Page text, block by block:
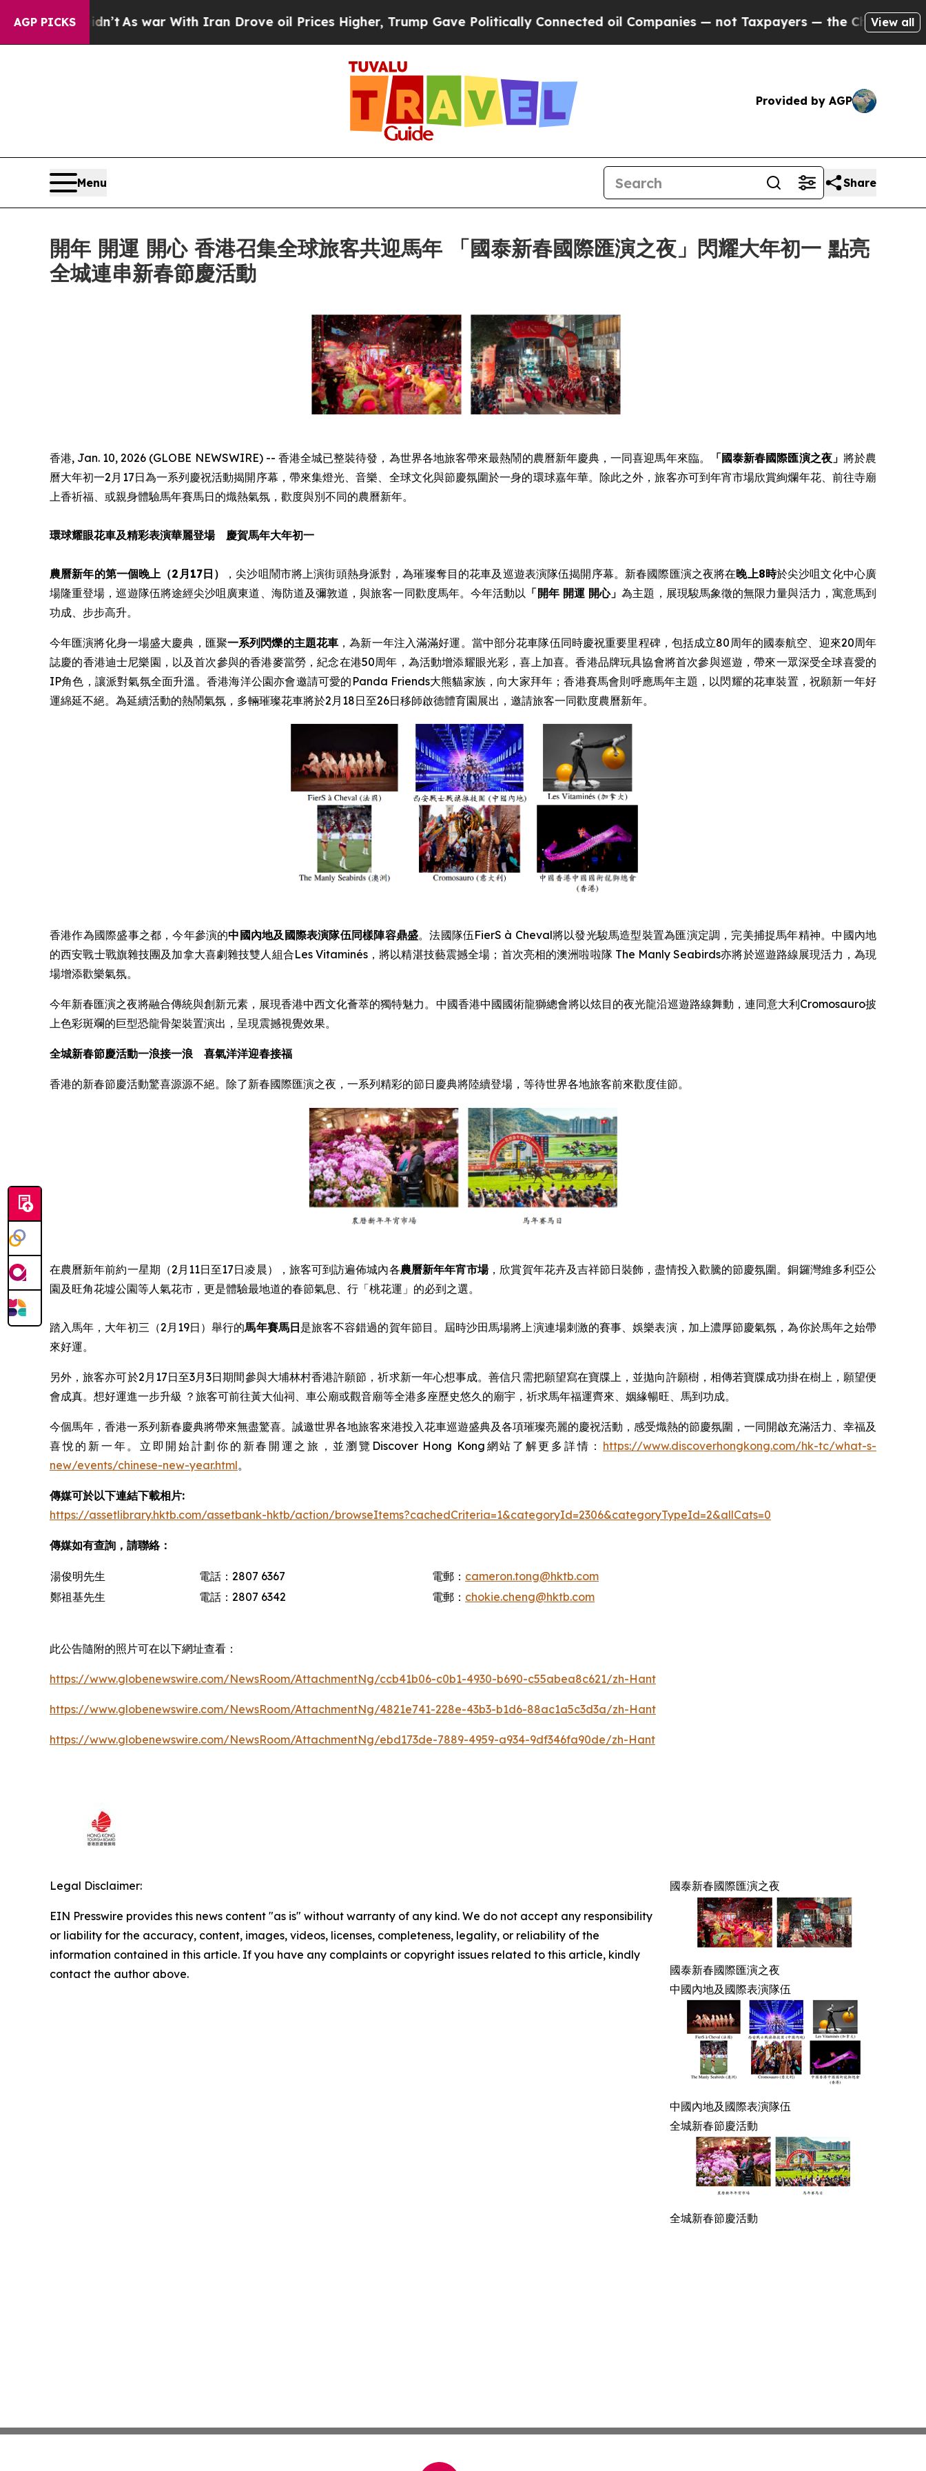
AGP PICKS
As war With Iran Drove oil Prices Higher, Trump Gave Politically Connected oil Companies — not Taxpayers — the Chance to Cash in on
View all
Provided by AGP
Menu Share
開年 開運 開心 香港召集全球旅客共迎馬年 「國泰新春國際匯演之夜」閃耀大年初一 點亮
全城連串新春節慶活動
香港, Jan. 10, 2026 (GLOBE NEWSWIRE) -- 香港全城已整裝待發，為世界各地旅客帶來最熱鬧的農曆新年慶典，一同喜迎馬年來臨。 「國泰新春國際匯演之夜」 將於農
曆大年初一2月17日為一系列慶祝活動揭開序幕，帶來集燈光、音樂、全球文化與節慶氛圍於一身的環球嘉年華。除此之外，旅客亦可到年宵市場欣賞絢爛年花、前往寺廟
上香祈福、或親身體驗馬年賽馬日的熾熱氣氛，歡度與別不同的農曆新年。
環球耀眼花車及精彩表演華麗登場 慶賀馬年大年初一
農曆新年的第一個晚上（2月17日） ，尖沙咀鬧市將上演街頭熱身派對，為璀璨奪目的花車及巡遊表演隊伍揭開序幕。新春國際匯演之夜將在晚上8時於尖沙咀文化中心廣
場隆重登場，巡遊隊伍將途經尖沙咀廣東道、海防道及彌敦道，與旅客一同歡度馬年。今年活動以 「開年開運 開心」為主題，展現駿馬象徵的無限力量與活力，寓意馬到
功成、步步高升。
今年匯演將化身一場盛大慶典，匯聚一系列閃爍的主題花車 ，為新一年注入滿滿好運。當中部分花車隊伍同時慶祝重要里程碑，包括成立80周年的國泰航空、迎來20周年
誌慶的香港迪士尼樂園，以及首次參與的香港麥當勞，紀念在港50周年，為活動增添耀眼光彩，喜上加喜。香港品牌玩具協會將首次參與巡遊，帶來一眾深受全球喜愛的
IP角色，讓派對氣氛全面升溫。香港海洋公園亦會邀請可愛的Panda Friends大熊貓家族，向大家拜年；香港賽馬會則呼應馬年主題，以閃耀的花車裝置，祝願新一年好
運綿延不絕。為延續活動的熱鬧氣氛，多輛璀璨花車將於2月18日至26日移師啟德體育園展出，邀請旅客一同歡度農曆新年。
香港作為國際盛事之都，今年參演的中國內地及國際表演隊伍同樣陣容鼎盛。法國隊伍FierS à Cheval將以發光駿馬造型裝置為匯演定調，完美捕捉馬年精神。中國內地
的西安戰士戰旗雜技團及加拿大喜劇雜技雙人組合Les Vitaminés，將以精湛技藝震撼全場；首次亮相的澳洲啦啦隊 The Manly Seabirds亦將於巡遊路線展現活力，為現
場增添歡樂氣氛。
今年新春匯演之夜將融合傳統與創新元素，展現香港中西文化薈萃的獨特魅力。中國香港中國國術龍獅總會將以炫目的夜光龍沿巡遊路線舞動，連同意大利Cromosauro披
上色彩斑斕的巨型恐龍骨架裝置演出，呈現震撼視覺效果。
全城新春節慶活動一浪接一浪 喜氣洋洋迎春接福
香港的新春節慶活動驚喜源源不絕。除了新春國際匯演之夜，一系列精彩的節日慶典將陸續登場，等待世界各地旅客前來歡度佳節。
在農曆新年前約一星期（2月11日至17日凌晨），旅客可到訪遍佈城內各農曆新年年宵市場，欣賞賀年花卉及吉祥節日裝飾，盡情投入歡騰的節慶氛圍。銅鑼灣維多利亞公
園及旺角花墟公園等人氣花市，更是體驗最地道的春節氣息、行「桃花運」的必到之選。
踏入馬年，大年初三（2月19日）舉行的馬年賽馬日是旅客不容錯過的賀年節目。屆時沙田馬場將上演連場刺激的賽事、娛樂表演，加上濃厚節慶氣氛，為你於馬年之始帶
來好運。
另外，旅客亦可於2月17日至3月3日期間參與大埔林村香港許願節，祈求新一年心想事成。善信只需把願望寫在寶牒上，並拋向許願樹，相傳若寶牒成功掛在樹上，願望便
會成真。想好運進一步升級 ？旅客可前往黃大仙祠、車公廟或觀音廟等全港多座歷史悠久的廟宇，祈求馬年福運齊來、姻緣暢旺、馬到功成。
今個馬年，香港一系列新春慶典將帶來無盡驚喜。誠邀世界各地旅客來港投入花車巡遊盛典及各項璀璨亮麗的慶祝活動，感受熾熱的節慶氛圍，一同開啟充滿活力、幸福及
喜悅的新一年。立即開始計劃你的新春開運之旅，並瀏覽Discover Hong Kong網站了解更多詳情： https://www.discoverhongkong.com/hk-tc/what-s-
new/events/chinese-new-year.html。
傳媒可於以下連結下載相片:
https://assetlibrary.hktb.com/assetbank-hktb/action/browseItems?cachedCriteria=1&categoryId=2306&categoryTypeId=2&allCats=0
傳媒如有查詢，請聯絡：
湯俊明先生 電話：2807 6367 電郵： cameron.tong@hktb.com
鄭祖基先生
電話：2807 6342 電郵： chokie.cheng@hktb.com
此公告隨附的照片可在以下網址查看：
https://www.globenewswire.com/NewsRoom/AttachmentNg/ccb41b06-c0b1-4930-b690-c55abea8c621/zh-Hant
https://www.globenewswire.com/NewsRoom/AttachmentNg/4821e741-228e-43b3-b1d6-88ac1a5c3d3a/zh-Hant
https://www.globenewswire.com/NewsRoom/AttachmentNg/ebd173de-7889-4959-a934-9df346fa90de/zh-Hant
國泰新春國際匯演之夜
國泰新春國際匯演之夜
中國內地及國際表演隊伍
中國內地及國際表演隊伍
全城新春節慶活動
全城新春節慶活動
Legal Disclaimer:
EIN Presswire provides this news content "as is" without warranty of any kind. We do not accept any responsibility
or liability for the accuracy, content, images, videos, licenses, completeness, legality, or reliability of the
information contained in this article. If you have any complaints or copyright issues related to this article, kindly
contact the author above.